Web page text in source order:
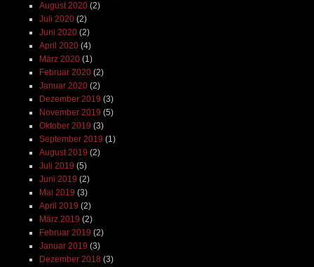
August 2020(2)
Juli 2020(2)
Juni 2020(2)
April 2020(4)
März 2020(1)
Februar 2020(2)
Januar 2020(2)
Dezember 2019 (3)
November 2019 (5)
Oktober 2019 (3)
September 2019 (1)
August 2019 (2)
Juli 2019 (5)
Juni 2019 (2)
Mai 2019 (3)
April 2019 (2)
März 2019 (2)
Februar 2019 (2)
Januar 2019 (3)
Dezember 2018 (3)